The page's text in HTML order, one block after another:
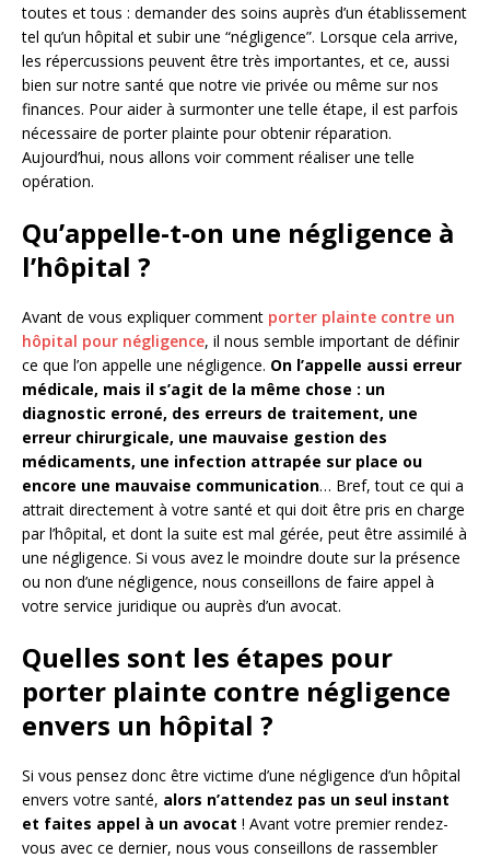
toutes et tous : demander des soins auprès d’un établissement
tel qu’un hôpital et subir une “négligence”. Lorsque cela arrive,
les répercussions peuvent être très importantes, et ce, aussi
bien sur notre santé que notre vie privée ou même sur nos
finances. Pour aider à surmonter une telle étape, il est parfois
nécessaire de porter plainte pour obtenir réparation.
Aujourd’hui, nous allons voir comment réaliser une telle
opération.
Qu’appelle-t-on une négligence à
l’hôpital ?
Avant de vous expliquer comment porter plainte contre un
hôpital pour négligence, il nous semble important de définir
ce que l’on appelle une négligence. On l’appelle aussi erreur
médicale, mais il s’agit de la même chose : un
diagnostic erroné, des erreurs de traitement, une
erreur chirurgicale, une mauvaise gestion des
médicaments, une infection attrapée sur place ou
encore une mauvaise communication… Bref, tout ce qui a
attrait directement à votre santé et qui doit être pris en charge
par l’hôpital, et dont la suite est mal gérée, peut être assimilé à
une négligence. Si vous avez le moindre doute sur la présence
ou non d’une négligence, nous conseillons de faire appel à
votre service juridique ou auprès d’un avocat.
Quelles sont les étapes pour
porter plainte contre négligence
envers un hôpital ?
Si vous pensez donc être victime d’une négligence d’un hôpital
envers votre santé, alors n’attendez pas un seul instant
et faites appel à un avocat ! Avant votre premier rendez-
vous avec ce dernier, nous vous conseillons de rassembler